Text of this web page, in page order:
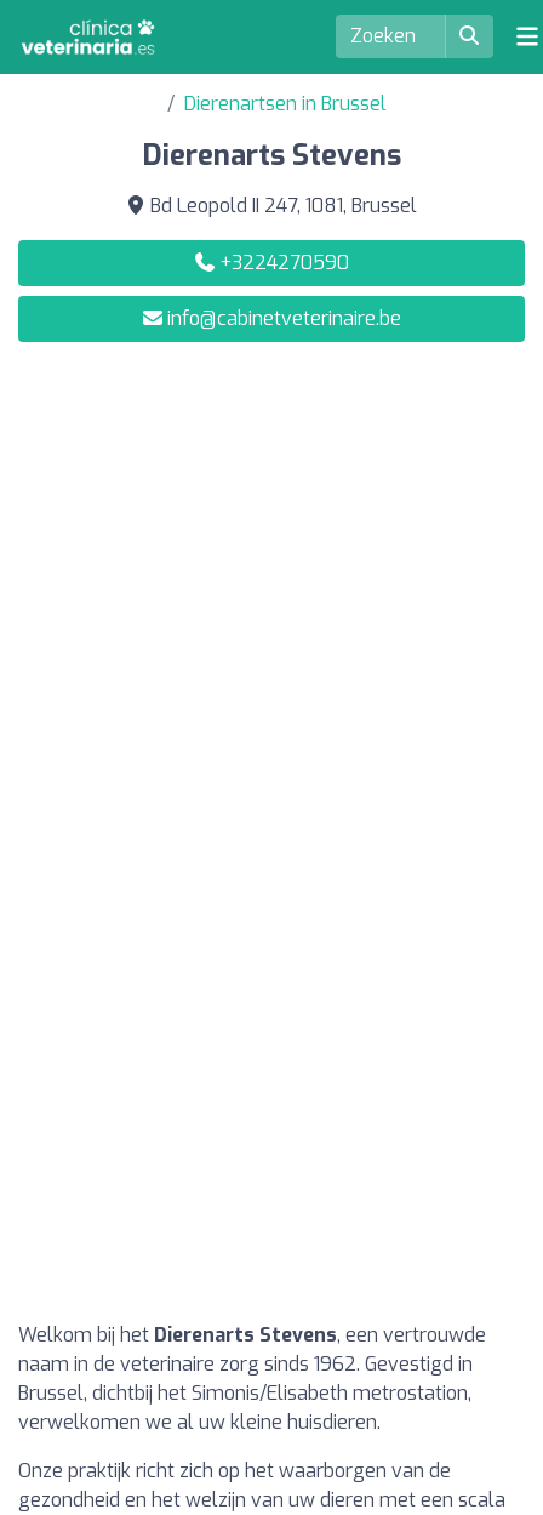
Dierenartsen in Brussel
Dierenarts Stevens
Bd Leopold II 247, 1081, Brussel
+3224270590
info@cabinetveterinaire.be
Welkom bij het Dierenarts Stevens, een vertrouwde
naam in de veterinaire zorg sinds 1962. Gevestigd in
Brussel, dichtbij het Simonis/Elisabeth metrostation,
verwelkomen we al uw kleine huisdieren.
Onze praktijk richt zich op het waarborgen van de
gezondheid en het welzijn van uw dieren met een scala